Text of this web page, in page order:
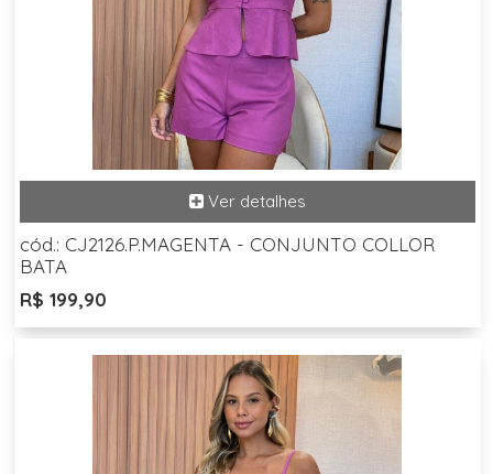
cód.: CJ2126.P.MAGENTA - CONJUNTO COLLOR
BATA
R$ 199,90